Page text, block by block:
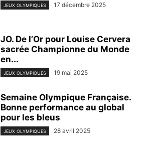
JEUX OLYMPIQUES 17 décembre 2025
JO. De l’Or pour Louise Cervera
sacrée Championne du Monde
en...
JEUX OLYMPIQUES 19 mai 2025
Semaine Olympique Française.
Bonne performance au global
pour les bleus
JEUX OLYMPIQUES 28 avril 2025